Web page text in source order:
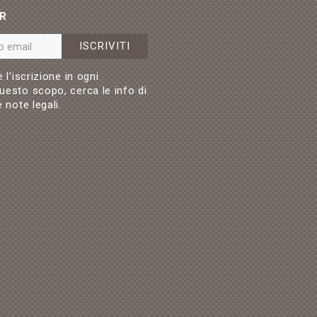
ISCRIVITI
l'iscrizione in ogni
scopo, cerca le info di
note legali.